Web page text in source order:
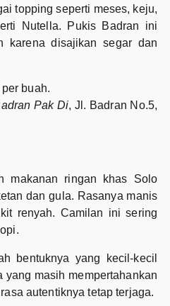
topping seperti meses, keju,
Nutella. Pukis Badran ini
karena disajikan segar dan
buah.
Pak Di, Jl. Badran No.5,
makanan ringan khas Solo
dan gula. Rasanya manis
renyah. Camilan ini sering
bentuknya yang kecil-kecil
yang masih mempertahankan
autentiknya tetap terjaga.